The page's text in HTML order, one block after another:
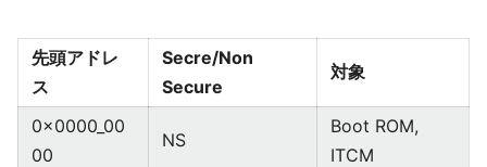
先頭アドレ
ス
Secre/Non
Secure
対象
0x0000_00
00
NS
Boot ROM,
ITCM